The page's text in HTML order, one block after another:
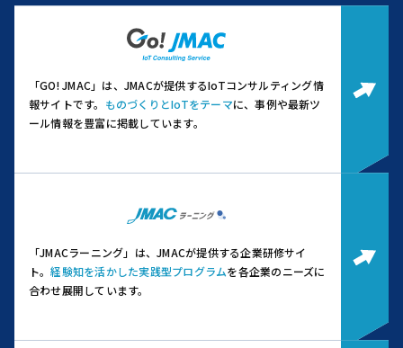
「GO! JMAC」は、JMACが提供するIoTコンサルティング情
報サイトです。 ものづくりとIoTをテーマに、事例や最新ツ
ール情報を豊富に掲載しています。
「JMACラーニング」は、JMACが提供する企業研修サイ
ト。経験知を活かした実践型プログラムを各企業のニーズに
合わせ展開しています。